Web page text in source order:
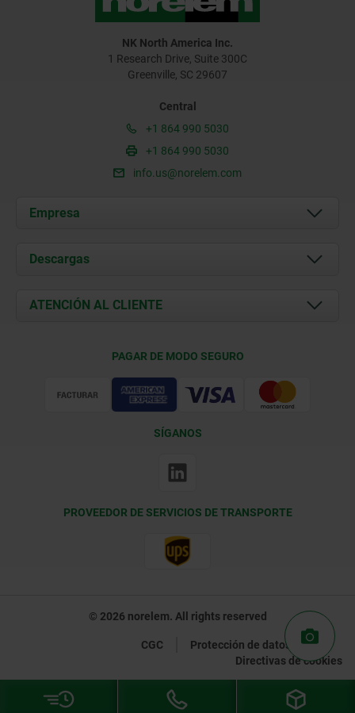
NK North America Inc.
1 Research Drive, Suite 300C
Greenville, SC 29607
Central
+1 864 990 5030
+1 864 990 5030
info.us@norelem.com
Empresa
Acerca de nosotros
Contacto
Descargas
Documents
ATENCIÓN AL CLIENTE
PAGAR DE MODO SEGURO
SÍGANOS
PROVEEDOR DE SERVICIOS DE TRANSPORTE
© 2026 norelem. All rights reserved
CGC
Protección de datos
Directivas de cookies